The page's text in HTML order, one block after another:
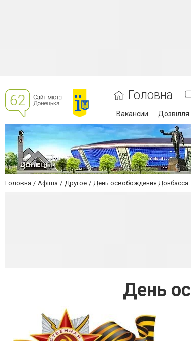
Головна
Вакансии Дозвілля
Головна Афіша Другое День освобождения Донбасса
День